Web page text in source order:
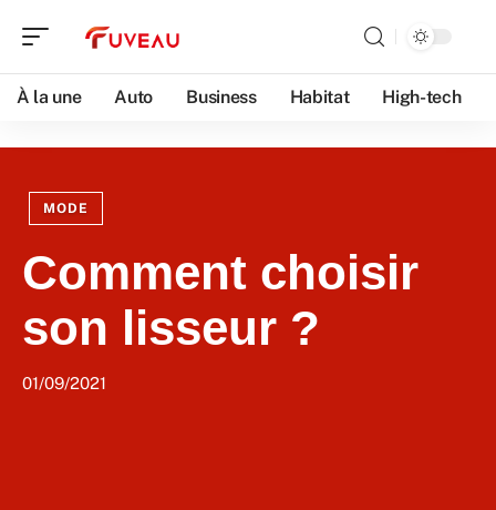
À la une Auto Business Habitat High-tech
MODE
Comment choisir
son lisseur ?
01/09/2021